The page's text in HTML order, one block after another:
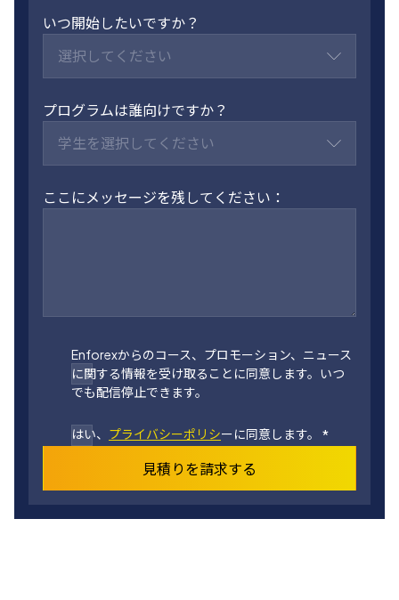
いつ開始したいですか？
選択してください
プログラムは誰向けですか？
学生を選択してください
ここにメッセージを残してください：
Enforexからのコース、プロモーション、ニュース
に関する情報を受け取ることに同意します。いつ
でも配信停止できます。
はい、 プライバシーポリシーに同意します。
*
見積りを請求する